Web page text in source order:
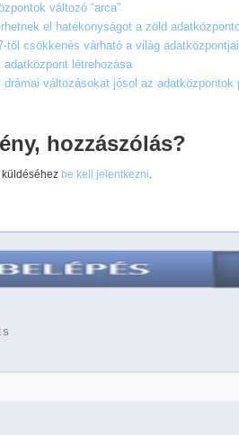
változó “arca”
el hatékonyságot a zöld
től csökkenés várható a világ
adatközpont létrehozása
drámai változásokat jósol az adatközpontok
hozzászólás?
küldéséhez be kell jelentkezni.